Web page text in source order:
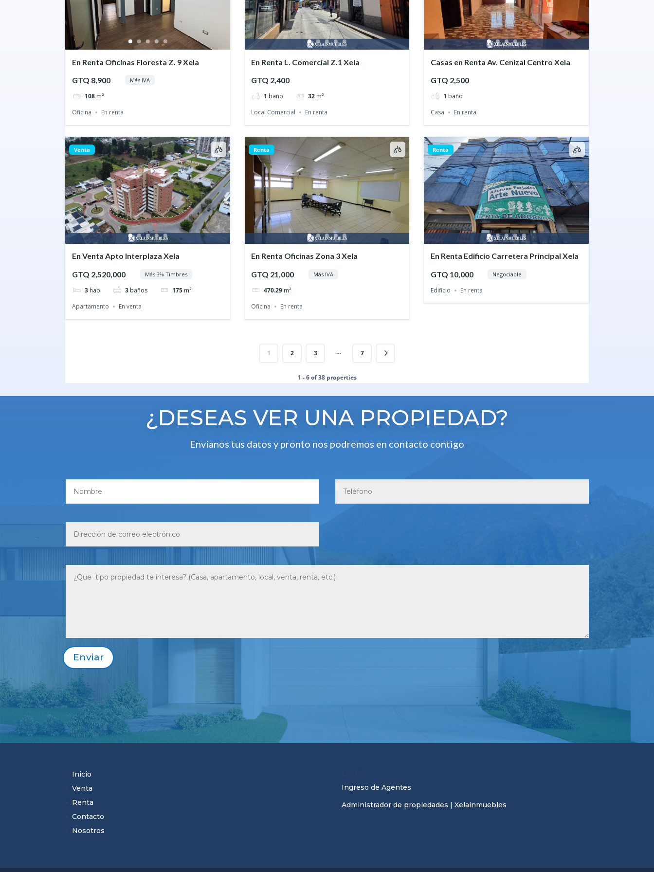
En Renta Oficinas Floresta Z. 9 Xela
GTQ 8,900
Más IVA
108 m²
Oficina
En renta
En Renta L. Comercial Z.1 Xela
GTQ 2,400
1 baño 32 m²
Local Comercial
En renta
Casas en Renta Av. Cenizal Centro Xela
GTQ 2,500
1 baño
Casa
En renta
Venta
En Venta Apto Interplaza Xela
GTQ 2,520,000
Más 3% Timbres
3 hab 3 baños 175 m²
Apartamento
En venta
Renta
En Renta Oficinas Zona 3 Xela
GTQ 21,000
Más IVA
470.29 m²
Oficina
En renta
Renta
En Renta Edificio Carretera Principal Xela
GTQ 10,000
Negociable
Edificio En renta
1 2 3 … 7
1 - 6 of 38 properties
¿DESEAS VER UNA PROPIEDAD?
Envíanos tus datos y pronto nos podremos en contacto contigo
Enviar
Inicio
Venta
Renta
Contacto
Nosotros
Ingreso de Agentes
Administrador de propiedades | Xelainmuebles